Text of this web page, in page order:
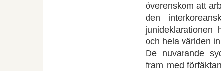
överenskom att
den
junideklarationen
och hela världen
De nuvarande
fram med